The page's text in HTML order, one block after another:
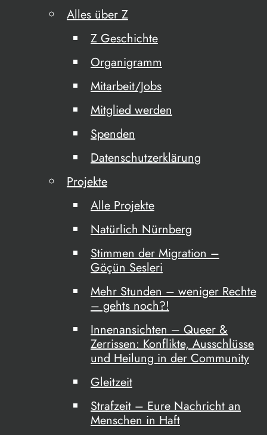
Alles über Z
Z Geschichte
Organigramm
Mitarbeit/Jobs
Mitglied werden
Spenden
Datenschutzerklärung
Projekte
Alle Projekte
Natürlich Nürnberg
Stimmen der Migration –
Göçün Sesleri
Mehr Stunden – weniger Rechte
– gehts noch?!
Innenansichten – Queer &
Zerrissen: Konflikte, Ausschlüsse
und Heilung in der Community
Gleitzeit
Strafzeit – Eure Nachricht an
Menschen in Haft